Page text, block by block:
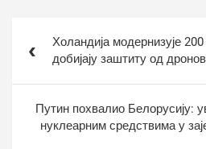
чланкаХоландија модернизује
добијају заштиту од
Путин похвалио Белорусију:
нуклеарним средствима у